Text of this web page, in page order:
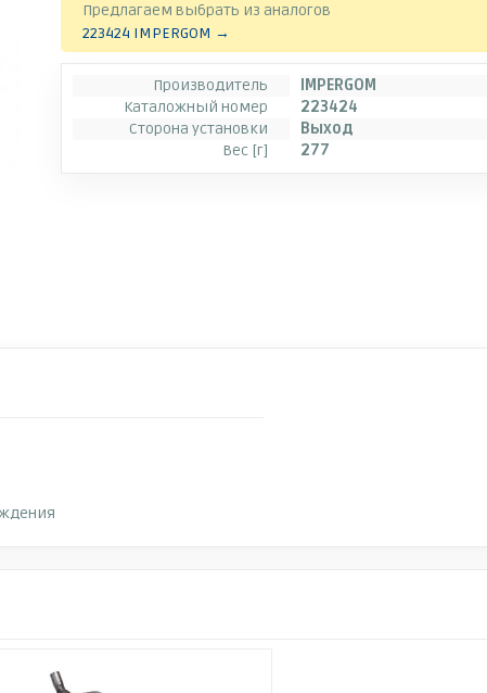
Предлагаем выбрать из аналогов
223424 IMPERGOM →
Производитель
IMPERGOM
Каталожный номер
223424
Сторона установки
Выход
Вес [г]
277